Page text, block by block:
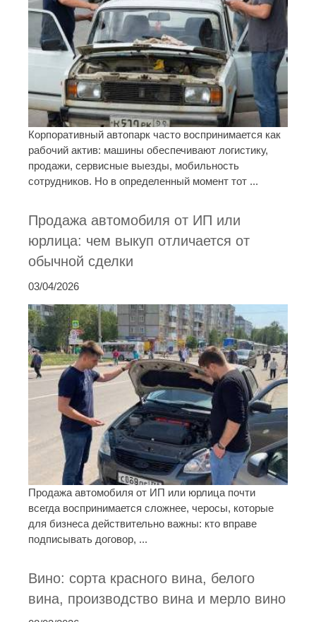
Корпоративный автопарк часто воспринимается как
рабочий актив: машины обеспечивают логистику,
продажи, сервисные выезды, мобильность
сотрудников. Но в определенный момент тот ...
Продажа автомобиля от ИП или
юрлица: чем выкуп отличается от
обычной сделки
03/04/2026
Продажа автомобиля от ИП или юрлица почти
всегда воспринимается сложнее, черосы, которые
для бизнеса действительно важны: кто вправе
подписывать договор, ...
Вино: сорта красного вина, белого
вина, производство вина и мерло вино